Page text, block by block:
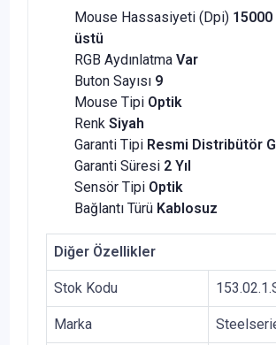
Mouse Hassasiyeti (Dpi)
üstü
RGB Aydınlatma Var
Buton Sayısı 9
Mouse Tipi Optik
Renk Siyah
Garanti Tipi Resmi Distribütör
Garanti Süresi 2 Yıl
Sensör Tipi Optik
Bağlantı Türü Kablosuz
Diğer Özellikler
Stok Kodu
Marka